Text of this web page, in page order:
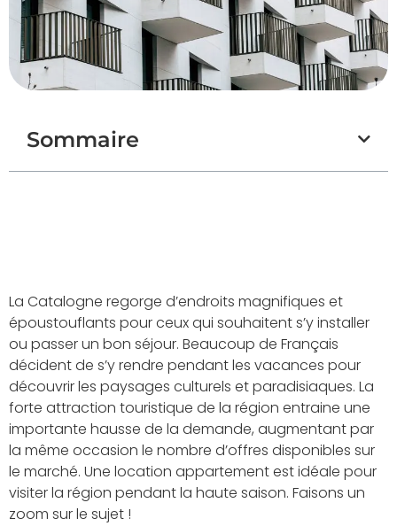
Sommaire
La Catalogne regorge d’endroits magnifiques et
époustouflants pour ceux qui souhaitent s’y installer
ou passer un bon séjour. Beaucoup de Français
décident de s’y rendre pendant les vacances pour
découvrir les paysages culturels et paradisiaques. La
forte attraction touristique de la région entraine une
importante hausse de la demande, augmentant par
la même occasion le nombre d’offres disponibles sur
le marché. Une location appartement est idéale pour
visiter la région pendant la haute saison. Faisons un
zoom sur le sujet !